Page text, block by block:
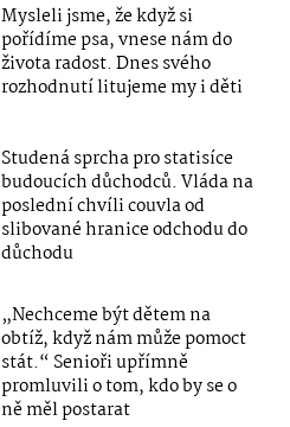
Mysleli jsme, že když si
pořídíme psa, vnese nám do
života radost. Dnes svého
rozhodnutí litujeme my i děti
Studená sprcha pro statisíce
budoucích důchodců. Vláda na
poslední chvíli couvla od
slibované hranice odchodu do
důchodu
„Nechceme být dětem na
obtíž, když nám může pomoct
stát.“ Senioři upřímně
promluvili o tom, kdo by se o
ně měl postarat